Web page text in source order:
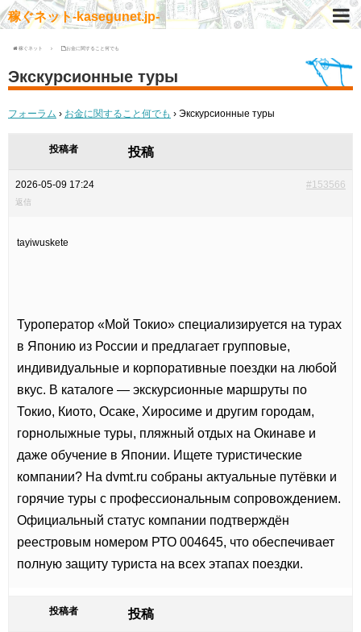
稼ぐネット-kasegunet.jp-
稼ぐネット お金に関すること何でも
Экскурсионные туры
フォーラム › お金に関すること何でも › Экскурсионные туры
投稿者 投稿
2026-05-09 17:24 #153566
返信
tayiwuskete
Туроператор «Мой Токио» специализируется на турах
в Японию из России и предлагает групповые,
индивидуальные и корпоративные поездки на любой
вкус. В каталоге — экскурсионные маршруты по
Токио, Киото, Осаке, Хиросиме и другим городам,
горнолыжные туры, пляжный отдых на Окинаве и
даже обучение в Японии. Ищете туристические
компании? На dvmt.ru собраны актуальные путёвки и
горячие туры с профессиональным сопровождением.
Официальный статус компании подтверждён
реестровым номером РТО 004645, что обеспечивает
полную защиту туриста на всех этапах поездки.
投稿者 投稿